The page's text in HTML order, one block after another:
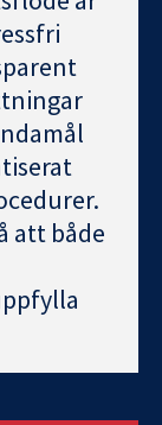
att både